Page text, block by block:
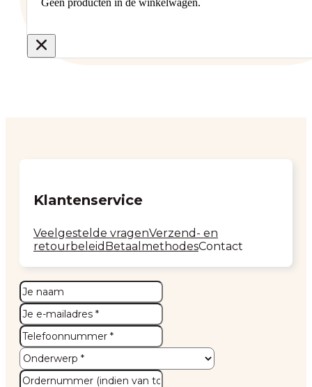
Geen producten in de winkelwagen.
Klantenservice
Veelgestelde vragenVerzend- en
retourbeleid BetaalmethodesContact